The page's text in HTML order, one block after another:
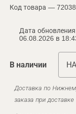
Код товара —
Дата
06.08.2026 в
В наличии
Доставка по
заказа при доставке